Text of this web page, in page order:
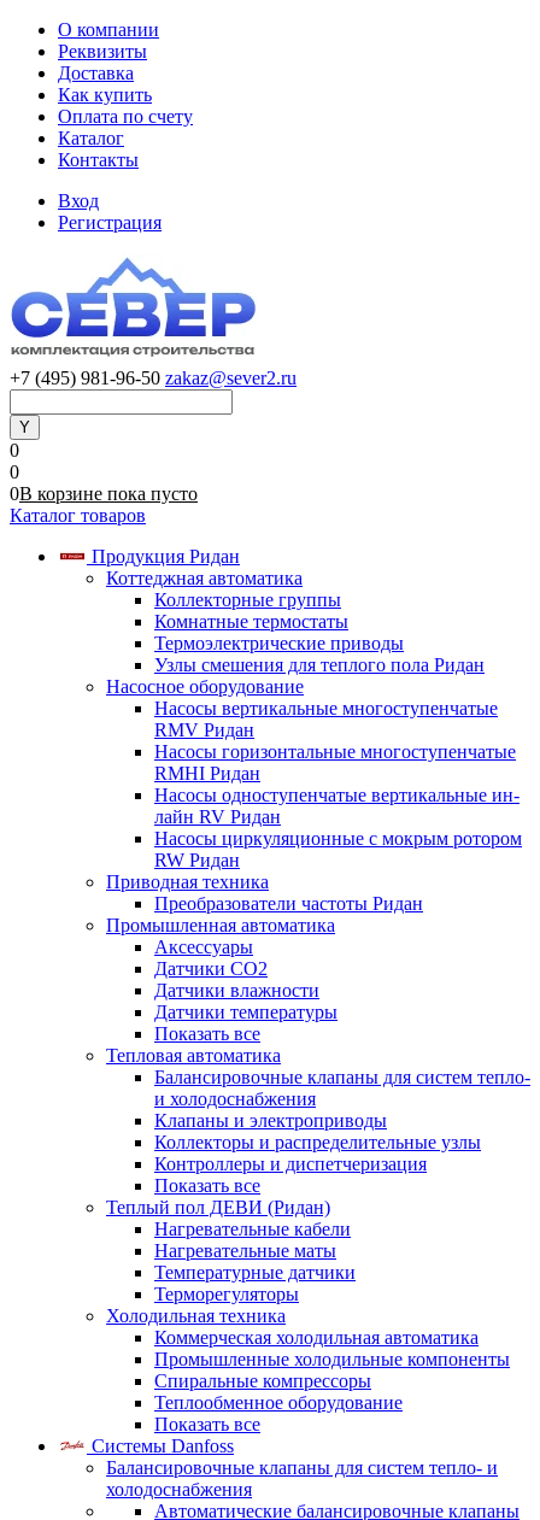
О компании
Реквизиты
Доставка
Как купить
Оплата по счету
Каталог
Контакты
Вход
Регистрация
+7 (495) 981-96-50 zakaz@sever2.ru
0
0
0В корзине пока пусто
Каталог товаров
Продукция Ридан
Коттеджная автоматика
Коллекторные группы
Комнатные термостаты
Термоэлектрические приводы
Узлы смешения для теплого пола Ридан
Насосное оборудование
Насосы вертикальные многоступенчатые
RMV Ридан
Насосы горизонтальные многоступенчатые
RMHI Ридан
Насосы одноступенчатые вертикальные ин-
лайн RV Ридан
Насосы циркуляционные с мокрым ротором
RW Ридан
Приводная техника
Преобразователи частоты Ридан
Промышленная автоматика
Аксессуары
Датчики CO2
Датчики влажности
Датчики температуры
Показать все
Тепловая автоматика
Балансировочные клапаны для систем тепло-
и холодоснабжения
Клапаны и электроприводы
Коллекторы и распределительные узлы
Контроллеры и диспетчеризация
Показать все
Теплый пол ДЕВИ (Ридан)
Нагревательные кабели
Нагревательные маты
Температурные датчики
Терморегуляторы
Холодильная техника
Коммерческая холодильная автоматика
Промышленные холодильные компоненты
Спиральные компрессоры
Теплообменное оборудование
Показать все
Системы Danfoss
Балансировочные клапаны для систем тепло- и
холодоснабжения
Автоматические балансировочные клапаны